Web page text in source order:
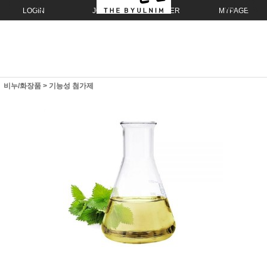
LOGIN JOIN ORDER MYPAGE
비누/화장품 > 기능성 첨가제